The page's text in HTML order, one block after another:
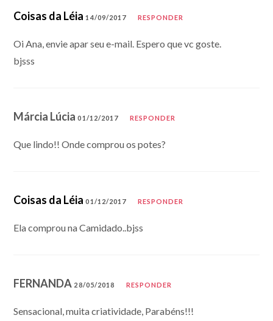
Coisas da Léia 14/09/2017 RESPONDER
Oi Ana, envie apar seu e-mail. Espero que vc goste.
bjsss
Márcia Lúcia01/12/2017 RESPONDER
Que lindo!! Onde comprou os potes?
Coisas da Léia 01/12/2017 RESPONDER
Ela comprou na Camidado..bjss
FERNANDA 28/05/2018 RESPONDER
Sensacional, muita criatividade, Parabéns!!!